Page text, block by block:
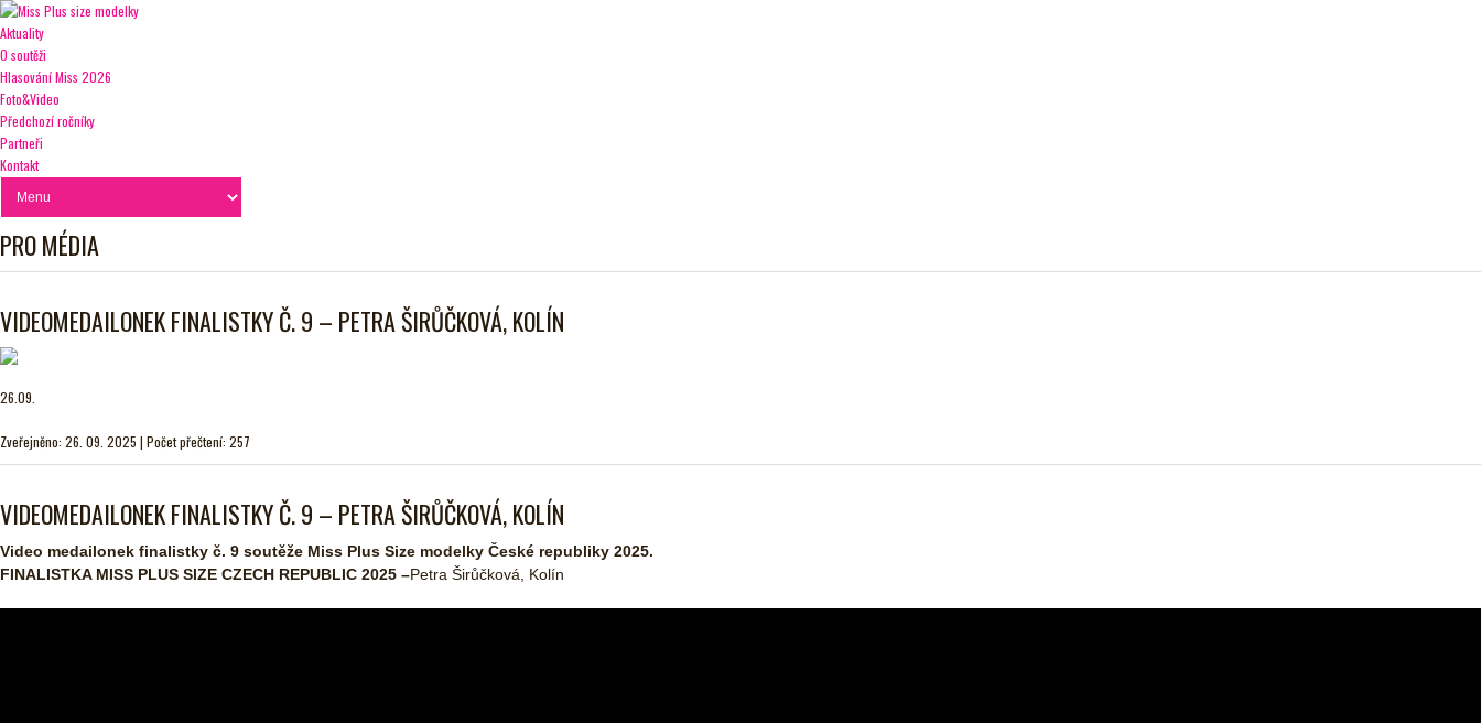
Aktuality
O soutěži
Hlasování Miss 2026
Foto&Video
Předchozí ročníky
Partneři
Kontakt
PRO MÉDIA
VIDEOMEDAILONEK FINALISTKY Č. 9 – PETRA ŠIRŮČKOVÁ, KOLÍN
26.09.
Zveřejněno: 26. 09. 2025 | Počet přečtení: 257
VIDEOMEDAILONEK FINALISTKY Č. 9 – PETRA ŠIRŮČKOVÁ, KOLÍN
Video medailonek finalistky č. 9 soutěže Miss Plus Size modelky České republiky 2025.
FINALISTKA MISS PLUS SIZE CZECH REPUBLIC 2025 –Petra Širůčková, Kolín